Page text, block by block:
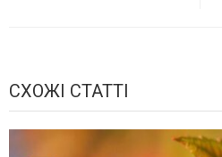
СХОЖІ СТАТТІ